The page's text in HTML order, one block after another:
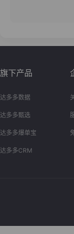
旗下产品
达多多数据
达多多甄选
达多多爆单宝
达多多CRM